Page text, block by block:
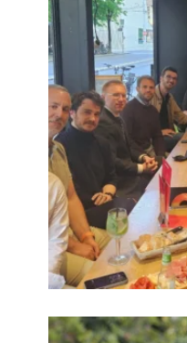
Charger plus
Voir sur Facebook
Connexion
Identifiant
oublié ?